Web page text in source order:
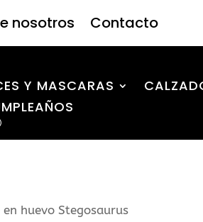
nosotros Contacto
Y MASCARAS
huevo Stegosaurus